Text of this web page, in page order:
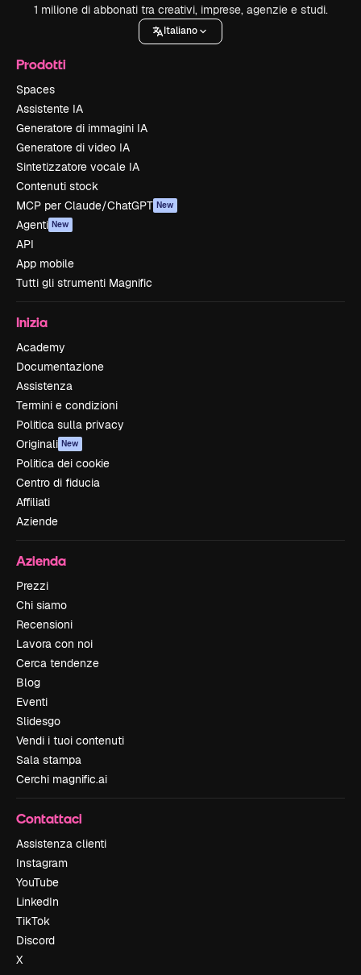
1 milione di abbonati tra creativi, imprese, agenzie e studi.
Italiano
Prodotti
Spaces
Assistente IA
Generatore di immagini IA
Generatore di video IA
Sintetizzatore vocale IA
Contenuti stock
MCP per Claude/ChatGPT New
Agenti New
API
App mobile
Tutti gli strumenti Magnific
Inizia
Academy
Documentazione
Assistenza
Termini e condizioni
Politica sulla privacy
Originali New
Politica dei cookie
Centro di fiducia
Affiliati
Aziende
Azienda
Prezzi
Chi siamo
Recensioni
Lavora con noi
Cerca tendenze
Blog
Eventi
Slidesgo
Vendi i tuoi contenuti
Sala stampa
Cerchi magnific.ai
Contattaci
Assistenza clienti
Instagram
YouTube
LinkedIn
TikTok
Discord
X